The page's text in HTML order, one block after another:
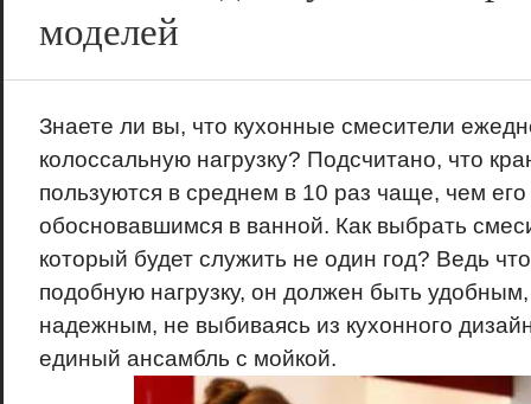
моделей
Знаете ли вы, что кухонные смесители
колоссальную нагрузку? Подсчитано, что
пользуются в среднем в 10 раз чаще, чем его
обосновавшимся в ванной. Как выбрать
который будет служить не один год? Ведь
подобную нагрузку, он должен быть
надежным, не выбиваясь из кухонного
единый ансамбль с мойкой.